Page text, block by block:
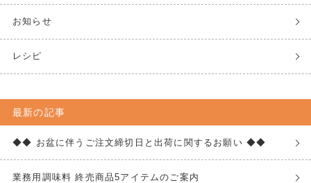
お知らせ
レシピ
最新の記事
◆◆ お盆に伴うご注文締切日と出荷に関するお願い ◆◆
業務用調味料 終売商品5アイテムのご案内